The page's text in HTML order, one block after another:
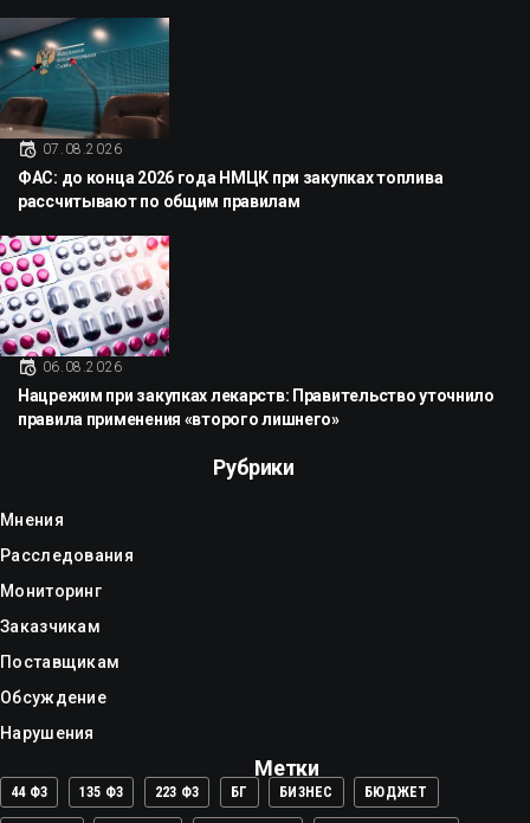
07.08.2026
ФАС: до конца 2026 года НМЦК при закупках топлива
рассчитывают по общим правилам
06.08.2026
Нацрежим при закупках лекарств: Правительство уточнило
правила применения «второго лишнего»
Рубрики
Мнения
Расследования
Мониторинг
Заказчикам
Поставщикам
Обсуждение
Нарушения
Метки
44 ФЗ 135 ФЗ 223 ФЗ БГ БИЗНЕС БЮДЖЕТ